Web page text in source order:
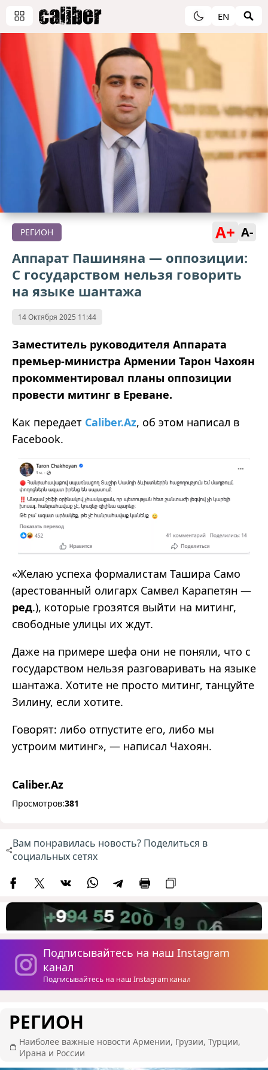
EN
РЕГИОН A+ A-
Аппарат Пашиняна — оппозиции:
С государством нельзя говорить
на языке шантажа
14 Октября 2025 11:44
Заместитель руководителя Аппарата
премьер-министра Армении Тарон Чахоян
прокомментировал планы оппозиции
провести митинг в Ереване.
Как передает Caliber.Az, об этом написал в
Facebook.
«Желаю успеха формалистам Ташира Само
(арестованный олигарх Самвел Карапетян —
ред.), которые грозятся выйти на митинг,
свободные улицы их ждут.
Даже на примере шефа они не поняли, что с
государством нельзя разговаривать на языке
шантажа. Хотите не просто митинг, танцуйте
Зилину, если хотите.
Говорят: либо отпустите его, либо мы
устроим митинг», — написал Чахоян.
Caliber.Az
Просмотров:381
Вам понравилась новость? Поделиться в
социальных сетях
Подписывайтесь на наш Instagram
канал
Подписывайтесь на наш Instagram канал
РЕГИОН
Наиболее важные новости Армении, Грузии, Турции,
Ирана и России